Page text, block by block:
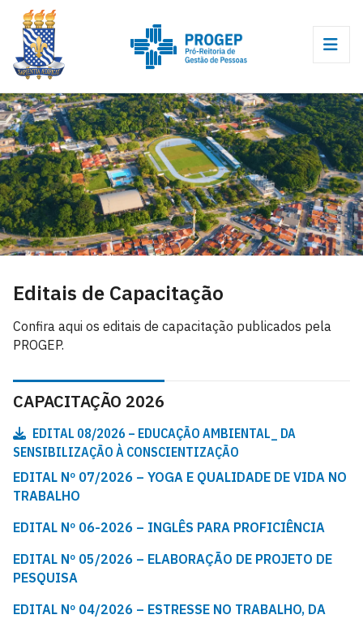
Editais de Capacitação
Confira aqui os editais de capacitação publicados pela
PROGEP.
CAPACITAÇÃO 2026
EDITAL 08/2026 – EDUCAÇÃO AMBIENTAL_ DA
SENSIBILIZAÇÃO À CONSCIENTIZAÇÃO
EDITAL Nº 07/2026 – YOGA E QUALIDADE DE VIDA NO
TRABALHO
EDITAL Nº 06-2026 – INGLÊS PARA PROFICIÊNCIA
EDITAL Nº 05/2026 – ELABORAÇÃO DE PROJETO DE
PESQUISA
EDITAL Nº 04/2026 – ESTRESSE NO TRABALHO, DA